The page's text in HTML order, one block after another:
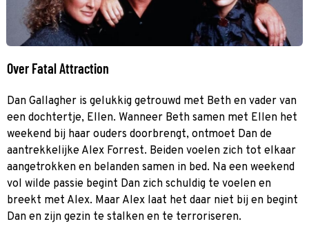
Over Fatal Attraction
Dan Gallagher is gelukkig getrouwd met Beth en vader van
een dochtertje, Ellen. Wanneer Beth samen met Ellen het
weekend bij haar ouders doorbrengt, ontmoet Dan de
aantrekkelijke Alex Forrest. Beiden voelen zich tot elkaar
aangetrokken en belanden samen in bed. Na een weekend
vol wilde passie begint Dan zich schuldig te voelen en
breekt met Alex. Maar Alex laat het daar niet bij en begint
Dan en zijn gezin te stalken en te terroriseren.